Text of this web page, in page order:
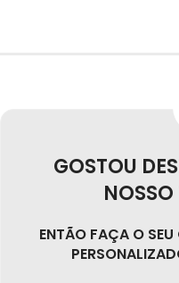
GOSTOU
ENTÃO FAÇA O